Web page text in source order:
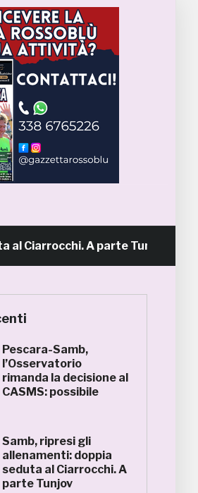
A parte Tunjov
Pescara-Samb,
l’Osservatorio
rimanda la decisione al
CASMS: possibile
Samb, ripresi gli
allenamenti: doppia
seduta al Ciarrocchi. A
parte Tunjov